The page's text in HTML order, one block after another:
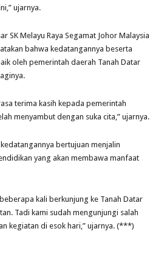
ujarnya.
SK Melayu Raya Segamat Johor Malaysia
bahwa kedatangannya beserta
oleh pemerintah daerah Tanah Datar
terima kasih kepada pemerintah
menyambut dengan suka cita,” ujarnya.
bertujuan menjalin
yang akan membawa manfaat
kali berkunjung ke Tanah Datar
Tadi kami sudah mengunjungi salah
kegiatan di esok hari,” ujarnya. (***)